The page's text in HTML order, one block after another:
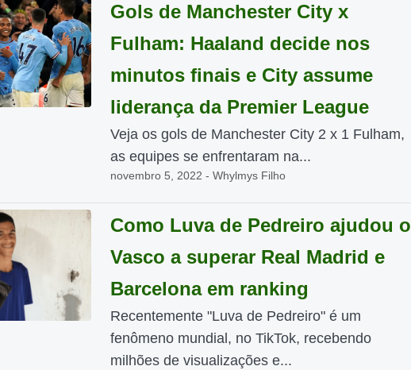
Gols de Manchester City x
Fulham: Haaland decide nos
minutos finais e City assume
liderança da Premier League
Veja os gols de Manchester City 2 x 1 Fulham,
as equipes se enfrentaram na...
novembro 5, 2022 - Whylmys Filho
Como Luva de Pedreiro ajudou o
Vasco a superar Real Madrid e
Barcelona em ranking
Recentemente "Luva de Pedreiro" é um
fenômeno mundial, no TikTok, recebendo
milhões de visualizações e...